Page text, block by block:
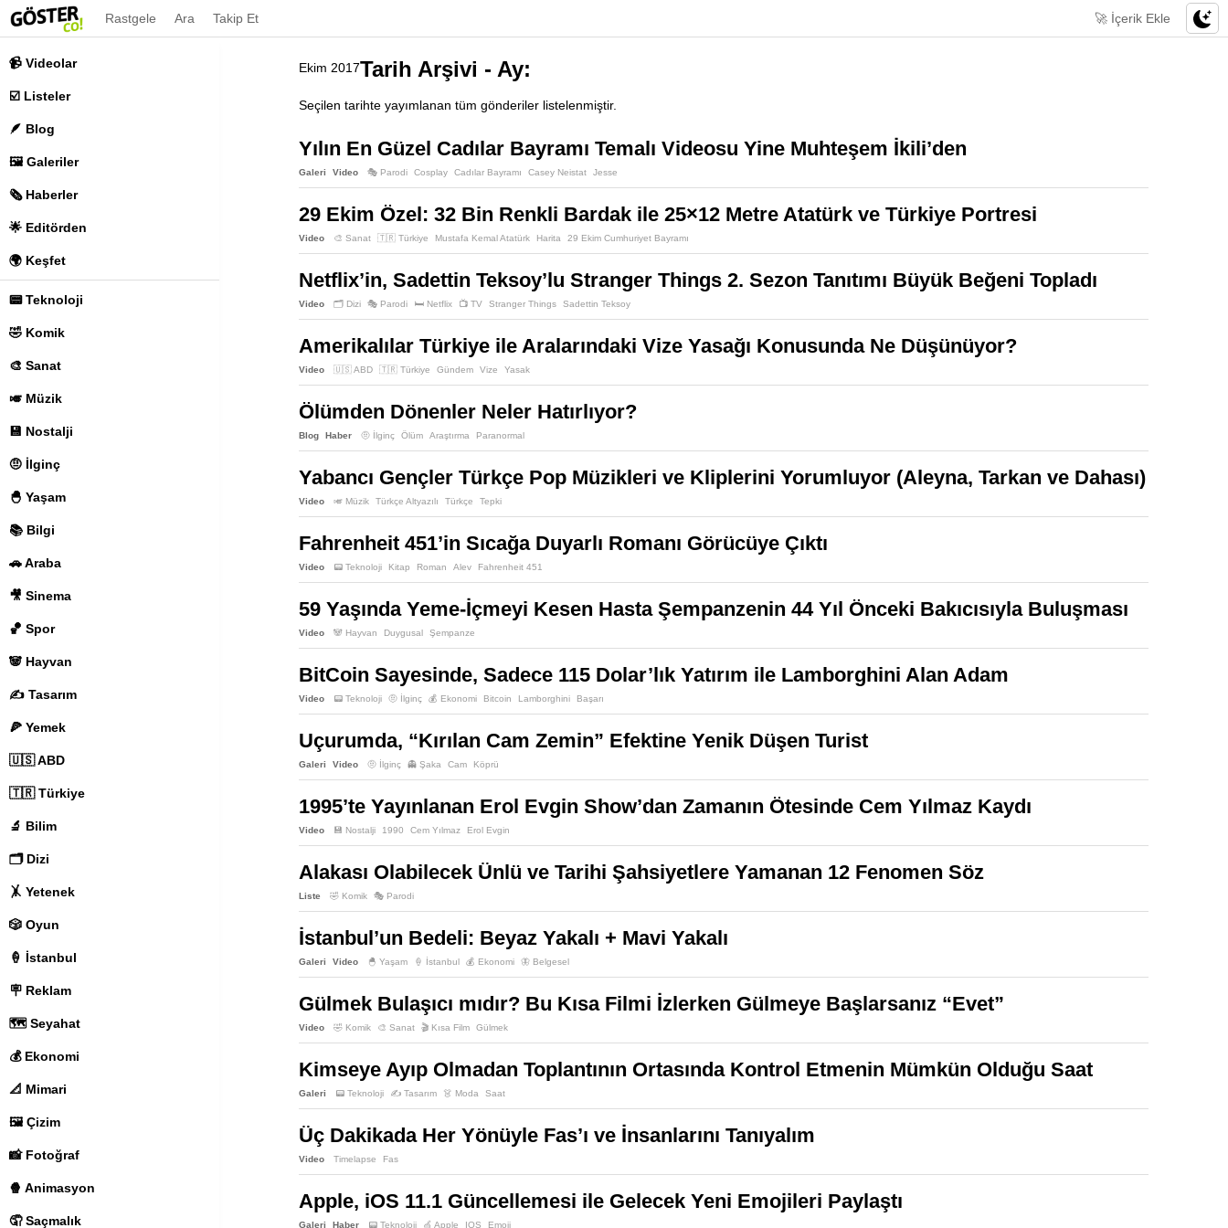
📹 Videolar
☑️ Listeler
🪶 Blog
🖼️ Galeriler
🗞️ Haberler
🌟 Editörden
🌍 Keşfet
📟 Teknoloji
🤣 Komik
🎨 Sanat
🎺 Müzik
💾 Nostalji
🤨 İlginç
🐣 Yaşam
📚 Bilgi
🚗 Araba
🎥 Sinema
🏀 Spor
🐼 Hayvan
✍️ Tasarım
🍕 Yemek
🇺🇸 ABD
🇹🇷 Türkiye
🔬 Bilim
🗂️ Dizi
🤸 Yetenek
🎲 Oyun
🍦 İstanbul
🪧 Reklam
🗺️ Seyahat
💰 Ekonomi
📐 Mimari
🖼️ Çizim
📸 Fotoğraf
🍿 Animasyon
🤦 Saçmalık
Rastgele Ara Takip Et 🚀 İçerik Ekle
Tarih Arşivi - Ay:
Ekim 2017
Seçilen tarihte yayımlanan tüm gönderiler listelenmiştir.
Yılın En Güzel Cadılar Bayramı Temalı Videosu Yine Muhteşem İkili’den
Galeri Video 🎭 Parodi Cosplay Cadılar Bayramı Casey Neistat Jesse
29 Ekim Özel: 32 Bin Renkli Bardak ile 25×12 Metre Atatürk ve Türkiye Portresi
Video 🎨 Sanat 🇹🇷 Türkiye Mustafa Kemal Atatürk Harita 29 Ekim Cumhuriyet Bayramı
Netflix’in, Sadettin Teksoy’lu Stranger Things 2. Sezon Tanıtımı Büyük Beğeni Topladı
Video 🗂️ Dizi 🎭 Parodi 🛏️ Netflix 📺 TV Stranger Things Sadettin Teksoy
Amerikalılar Türkiye ile Aralarındaki Vize Yasağı Konusunda Ne Düşünüyor?
Video 🇺🇸 ABD 🇹🇷 Türkiye Gündem Vize Yasak
Ölümden Dönenler Neler Hatırlıyor?
Blog Haber 🤨 İlginç Ölüm Araştırma Paranormal
Yabancı Gençler Türkçe Pop Müzikleri ve Kliplerini Yorumluyor (Aleyna, Tarkan ve Dahası)
Video 🎺 Müzik Türkçe Altyazılı Türkçe Tepki
Fahrenheit 451’in Sıcağa Duyarlı Romanı Görücüye Çıktı
Video 📟 Teknoloji Kitap Roman Alev Fahrenheit 451
59 Yaşında Yeme-İçmeyi Kesen Hasta Şempanzenin 44 Yıl Önceki Bakıcısıyla Buluşması
Video 🐼 Hayvan Duygusal Şempanze
BitCoin Sayesinde, Sadece 115 Dolar’lık Yatırım ile Lamborghini Alan Adam
Video 📟 Teknoloji 🤨 İlginç 💰 Ekonomi Bitcoin Lamborghini Başarı
Uçurumda, “Kırılan Cam Zemin” Efektine Yenik Düşen Turist
Galeri Video 🤨 İlginç 👻 Şaka Cam Köprü
1995’te Yayınlanan Erol Evgin Show’dan Zamanın Ötesinde Cem Yılmaz Kaydı
Video 💾 Nostalji 1990 Cem Yılmaz Erol Evgin
Alakası Olabilecek Ünlü ve Tarihi Şahsiyetlere Yamanan 12 Fenomen Söz
Liste 🤣 Komik 🎭 Parodi
İstanbul’un Bedeli: Beyaz Yakalı + Mavi Yakalı
Galeri Video 🐣 Yaşam 🍦 İstanbul 💰 Ekonomi 🦋 Belgesel
Gülmek Bulaşıcı mıdır? Bu Kısa Filmi İzlerken Gülmeye Başlarsanız “Evet”
Video 🤣 Komik 🎨 Sanat 🎬 Kısa Film Gülmek
Kimseye Ayıp Olmadan Toplantının Ortasında Kontrol Etmenin Mümkün Olduğu Saat
Galeri 📟 Teknoloji ✍️ Tasarım 👗 Moda Saat
Üç Dakikada Her Yönüyle Fas’ı ve İnsanlarını Tanıyalım
Video Timelapse Fas
Apple, iOS 11.1 Güncellemesi ile Gelecek Yeni Emojileri Paylaştı
Galeri Haber 📟 Teknoloji 🍏 Apple IOS Emoji